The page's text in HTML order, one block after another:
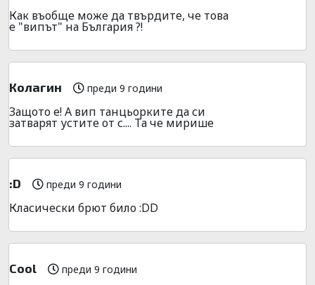
Как въобще може да твърдите, че това
е "випът" на България ?!
Колагин преди 9 години
Защото е! А вип танцьорките да си
затварят устите от с.... Та че мирише
:D преди 9 години
Класически брют било :DD
Cool преди 9 години